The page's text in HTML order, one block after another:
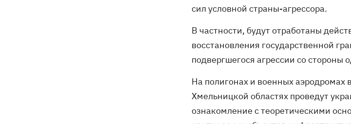
сил условной страны-агрессора.
В частности, будут отработаны
восстановления государственной
подвергшегося агрессии со
На полигонах и военных
Хмельницкой областях проведут
ознакомление с теоретическими